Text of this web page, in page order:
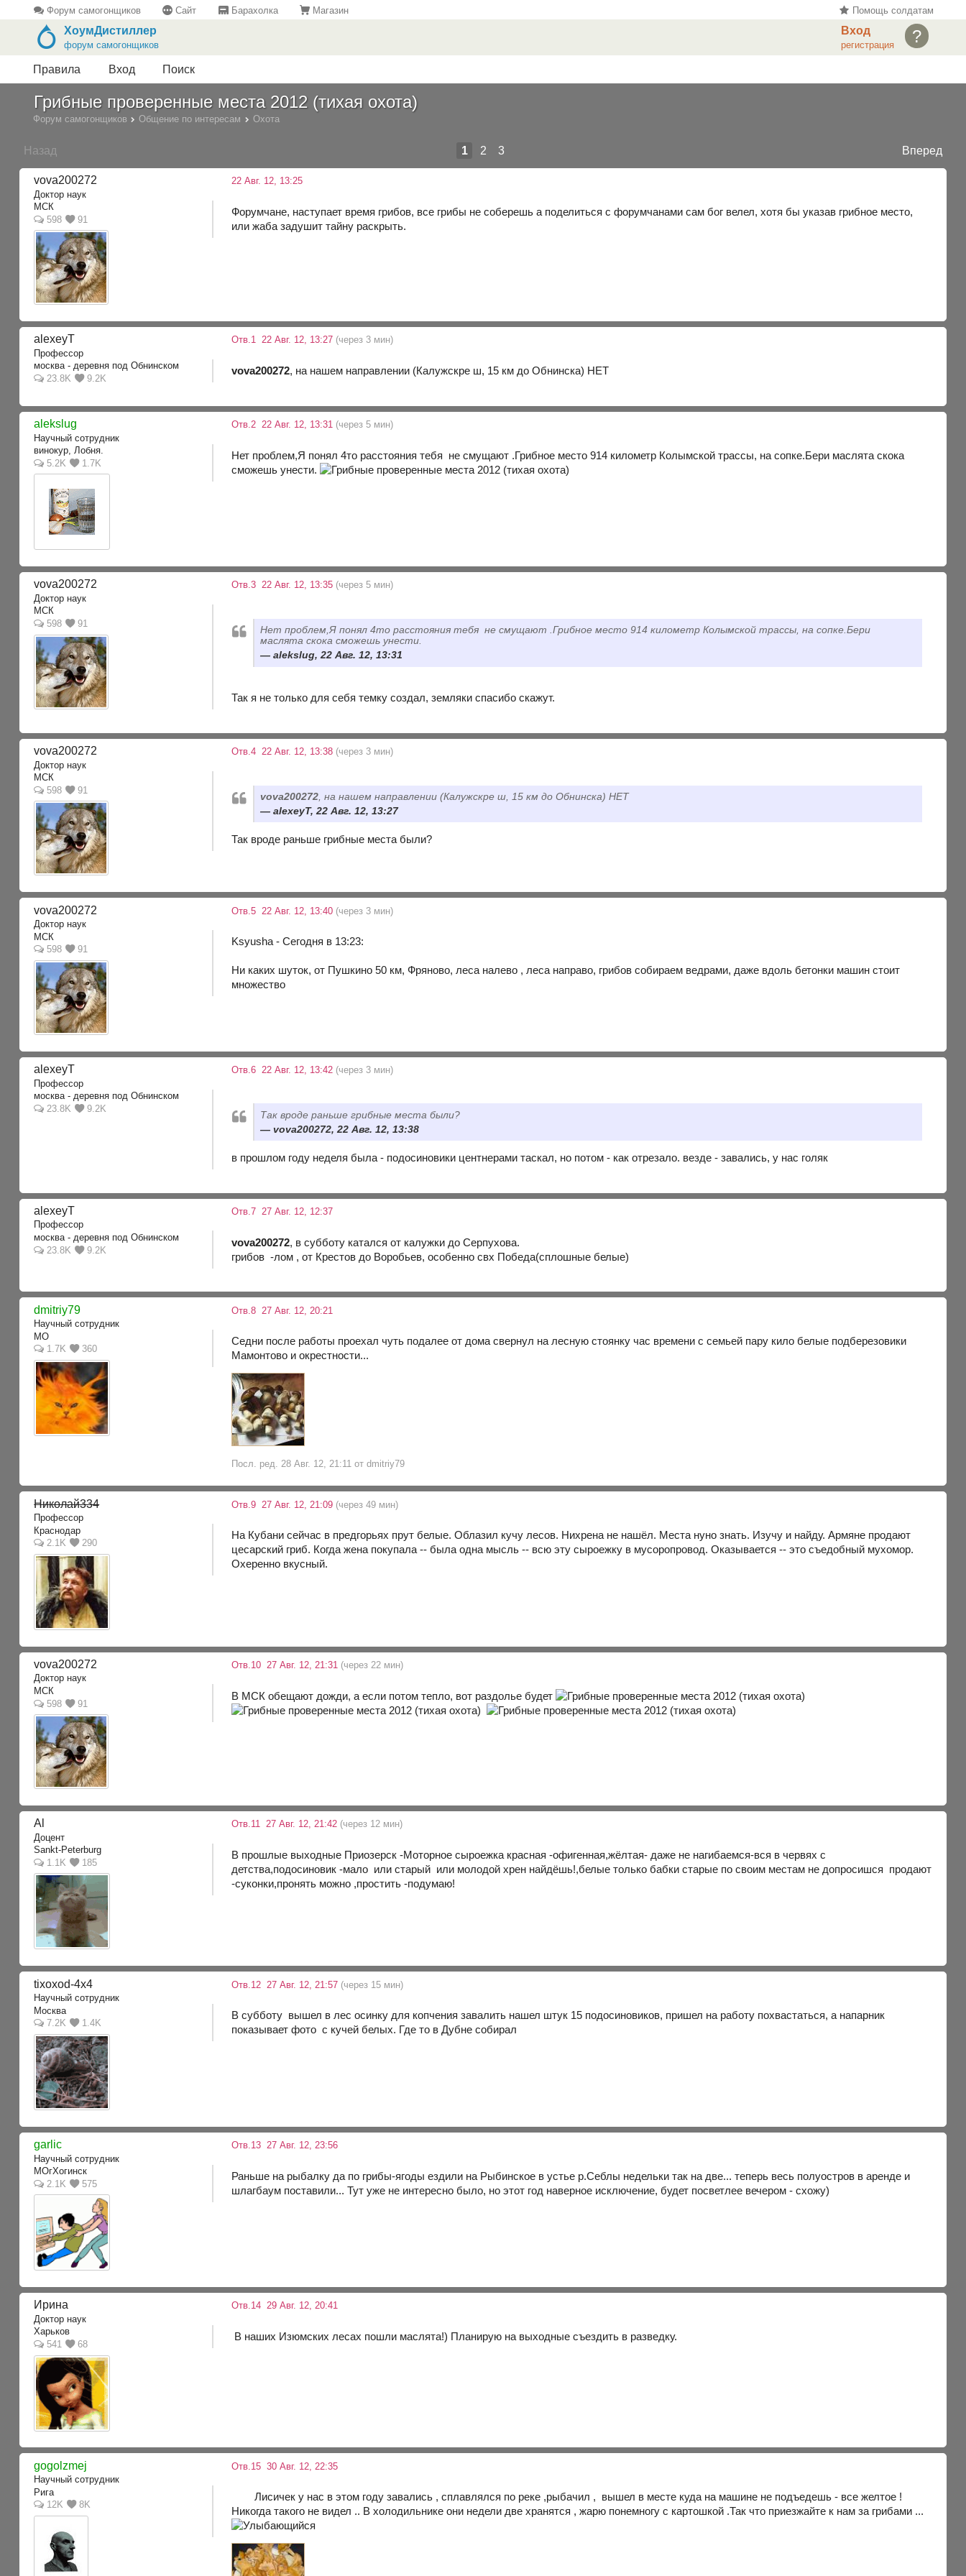
Форум самогонщиков Сайт Барахолка Магазин Помощь солдатам
?
Вход
регистрация
ХоумДистиллер
форум самогонщиков
Правила Вход Поиск
Грибные проверенные места 2012 (тихая охота)
Форум самогонщиков Общение по интересам Охота
Назад Вперед
1 2 3
vova200272
Доктор наук
МСК
598
91
22 Авг. 12, 13:25
Форумчане, наступает время грибов, все грибы не соберешь а поделиться с форумчанами сам бог велел, хотя бы указав грибное место,
или жаба задушит тайну раскрыть.
alexeyT
Профессор
москва - деревня под Обнинском
23.8K
9.2K
Отв.1 22 Авг. 12, 13:27 (через 3 мин)
vova200272, на нашем направлении (Калужскре ш, 15 км до Обнинска) НЕТ
alekslug
Научный сотрудник
винокур, Лобня.
5.2K
1.7K
Отв.2 22 Авг. 12, 13:31 (через 5 мин)
Нет проблем,Я понял 4то расстояния тебя не смущают .Грибное место 914 километр Колымской трассы, на сопке.Бери маслята скока
сможешь унести.
vova200272
Доктор наук
МСК
598
91
Отв.3 22 Авг. 12, 13:35 (через 5 мин)
Нет проблем,Я понял 4то расстояния тебя не смущают .Грибное место 914 километр Колымской трассы, на сопке.Бери
маслята скока сможешь унести.
alekslug, 22 Авг. 12, 13:31
Так я не только для себя темку создал, земляки спасибо скажут.
vova200272
Доктор наук
МСК
598
91
Отв.4 22 Авг. 12, 13:38 (через 3 мин)
vova200272 , на нашем направлении (Калужскре ш, 15 км до Обнинска) НЕТ
alexeyT, 22 Авг. 12, 13:27
Так вроде раньше грибные места были?
vova200272
Доктор наук
МСК
598
91
Отв.5 22 Авг. 12, 13:40 (через 3 мин)
Ksyusha - Сегодня в 13:23:
Ни каких шуток, от Пушкино 50 км, Фряново, леса налево , леса направо, грибов собираем ведрами, даже вдоль бетонки машин стоит
множество
alexeyT
Профессор
москва - деревня под Обнинском
23.8K
9.2K
Отв.6 22 Авг. 12, 13:42 (через 3 мин)
Так вроде раньше грибные места были?
vova200272, 22 Авг. 12, 13:38
в прошлом году неделя была - подосиновики центнерами таскал, но потом - как отрезало. везде - завались, у нас голяк
alexeyT
Профессор
москва - деревня под Обнинском
23.8K
9.2K
Отв.7 27 Авг. 12, 12:37
vova200272, в субботу катался от калужки до Серпухова.
грибов -лом , от Крестов до Воробьев, особенно свх Победа(сплошные белые)
dmitriy79
Научный сотрудник
МО
1.7K
360
Отв.8 27 Авг. 12, 20:21
Седни после работы проехал чуть подалее от дома свернул на лесную стоянку час времени с семьей пару кило белые подберезовики
Мамонтово и окрестности...
Посл. ред. 28 Авг. 12, 21:11 от dmitriy79
Николай334
Профессор
Краснодар
2.1K
290
Отв.9 27 Авг. 12, 21:09 (через 49 мин)
На Кубани сейчас в предгорьях прут белые. Облазил кучу лесов. Нихрена не нашёл. Места нуно знать. Изучу и найду. Армяне продают
цесарский гриб. Когда жена покупала -- была одна мысль -- всю эту сыроежку в мусоропровод. Оказывается -- это съедобный мухомор.
Охеренно вкусный.
vova200272
Доктор наук
МСК
598
91
Отв.10 27 Авг. 12, 21:31 (через 22 мин)
В МСК обещают дожди, а если потом тепло, вот раздолье будет
Al
Доцент
Sankt-Peterburg
1.1K
185
Отв.11 27 Авг. 12, 21:42 (через 12 мин)
В прошлые выходные Приозерск -Моторное сыроежка красная -офигенная,жёлтая- даже не нагибаемся-вся в червях с
детства,подосиновик -мало или старый или молодой хрен найдёшь!,белые только бабки старые по своим местам не допросишся продают
-суконки,пронять можно ,простить -подумаю!
tixoxod-4x4
Научный сотрудник
Москва
7.2K
1.4K
Отв.12 27 Авг. 12, 21:57 (через 15 мин)
В субботу вышел в лес осинку для копчения завалить нашел штук 15 подосиновиков, пришел на работу похвастаться, а напарник
показывает фото с кучей белых. Где то в Дубне собирал
garlic
Научный сотрудник
MOгХогинск
2.1K
575
Отв.13 27 Авг. 12, 23:56
Раньше на рыбалку да по грибы-ягоды ездили на Рыбинское в устье р.Себлы недельки так на две... теперь весь полуостров в аренде и
шлагбаум поставили... Тут уже не интересно было, но этот год наверное исключение, будет посветлее вечером - схожу)
Ирина
Доктор наук
Харьков
541
68
Отв.14 29 Авг. 12, 20:41
В наших Изюмских лесах пошли маслята!) Планирую на выходные съездить в разведку.
gogolzmej
Научный сотрудник
Рига
12K
8K
Отв.15 30 Авг. 12, 22:35
Лисичек у нас в этом году завались , сплавлялся по реке ,рыбачил , вышел в месте куда на машине не подъедешь - все желтое !
Никогда такого не видел .. В холодильнике они недели две хранятся , жарю понемногу с картошкой .Так что приезжайте к нам за грибами ...